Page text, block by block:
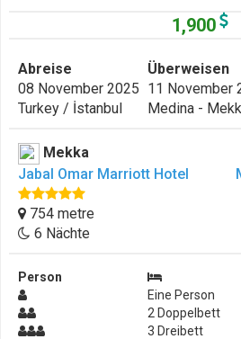
1,900
Abreise
08 November 2025
Turkey / İstanbul
Überweisen
11 November
Medina -
Mekka
Jabal Omar Marriott Hotel
754 metre
6 Nächte
Person
Eine Person
2 Doppelbett
3 Dreibett